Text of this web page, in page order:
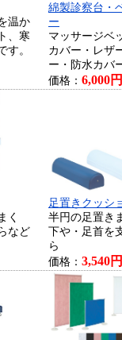
温か
、寒
す。
綿製診察台・
ー
マッサージベ
カバー・レザ
ー・防水カバ
価格： 6,000円
く
など
足置きクッシ
半円の足置き
下や・足首を
ら
価格： 3,540円